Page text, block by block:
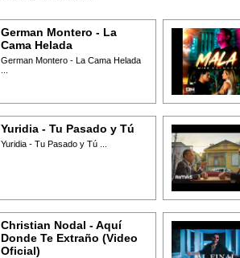
German Montero - La
Cama Helada
German Montero - La Cama Helada
Yuridia - Tu Pasado y Tú
Yuridia - Tu Pasado y Tú ...
Christian Nodal - Aquí
Donde Te Extraño (Video
Oficial)